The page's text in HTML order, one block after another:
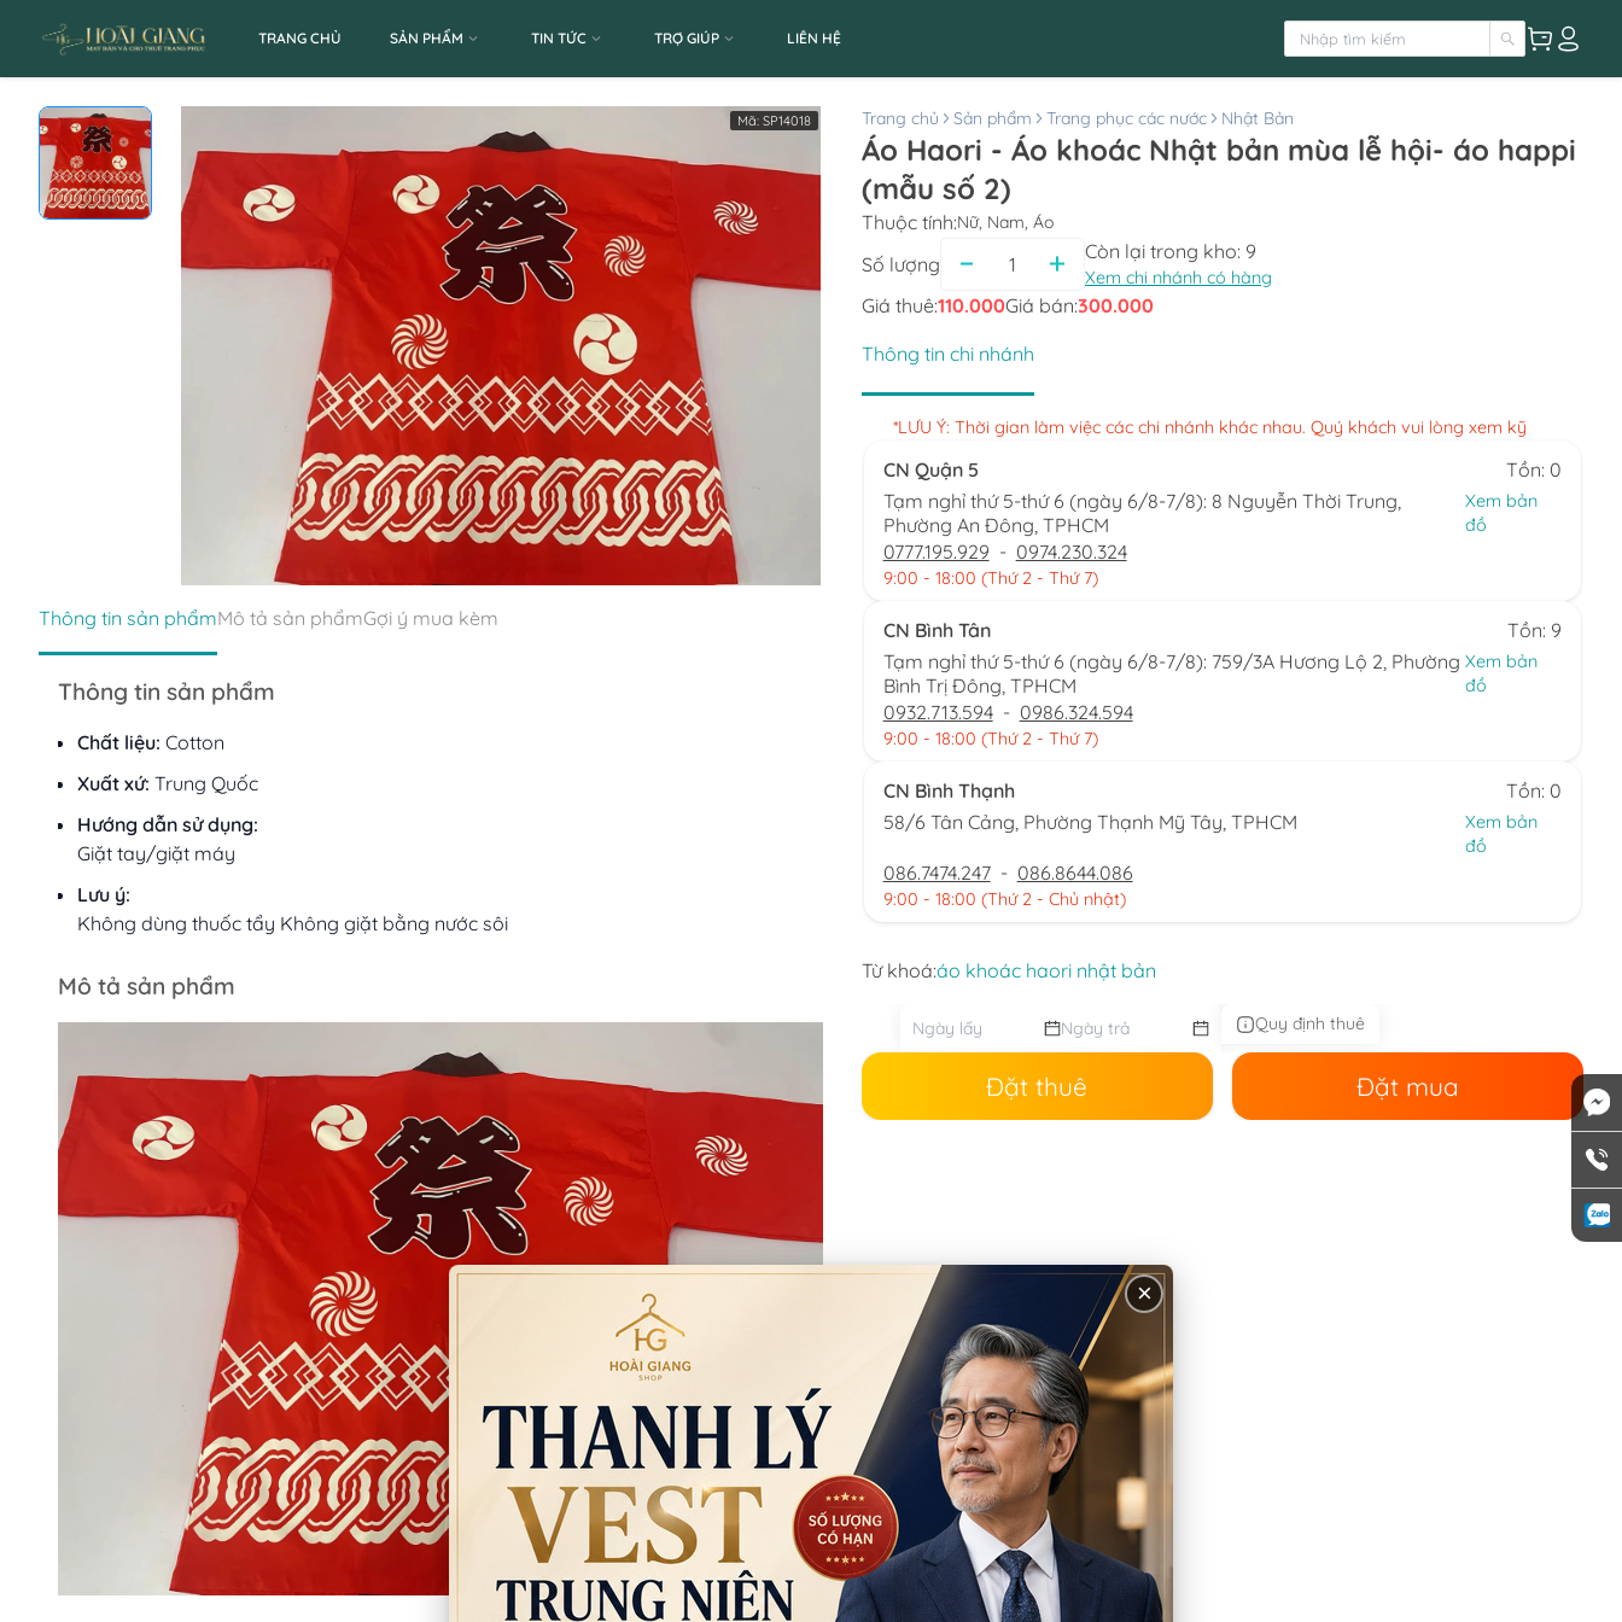
TRANG CHỦ SẢN PHẨM TIN TỨC TRỢ GIÚP LIÊN HỆ
Mã: SP14018
Thông tin sản phẩmMô tả sản phẩmGợi ý mua kèm
Thông tin sản phẩm
Chất liệu: Cotton
Xuất xứ: Trung Quốc
Hướng dẫn sử dụng:
Giặt tay/giặt máy
Lưu ý:
Không dùng thuốc tẩy Không giặt bằng nước sôi
Mô tả sản phẩm
Trang chủ Sản phẩm Trang phục các nước Nhật Bản
Áo Haori - Áo khoác Nhật bản mùa lễ hội- áo happi
(mẫu số 2)
Thuộc tính:Nữ, Nam, Áo
Số lượng
Còn lại trong kho: 9
Xem chi nhánh có hàng
Giá thuê:110.000Giá bán:300.000
Thông tin chi nhánh
*LƯU Ý: Thời gian làm việc các chi nhánh khác nhau. Quý khách vui lòng xem kỹ
CN Quận 5
Tồn: 0
Tạm nghỉ thứ 5-thứ 6 (ngày 6/8-7/8): 8 Nguyễn Thời Trung,
Phường An Đông, TPHCM
Xem bản
đồ
0777.195.929 - 0974.230.324
9:00 - 18:00 (Thứ 2 - Thứ 7)
CN Bình Tân
Tồn: 9
Tạm nghỉ thứ 5-thứ 6 (ngày 6/8-7/8): 759/3A Hương Lộ 2, Phường
Bình Trị Đông, TPHCM
Xem bản
đồ
0932.713.594 - 0986.324.594
9:00 - 18:00 (Thứ 2 - Thứ 7)
CN Bình Thạnh
Tồn: 0
58/6 Tân Cảng, Phường Thạnh Mỹ Tây, TPHCM
Xem bản
đồ
086.7474.247 - 086.8644.086
9:00 - 18:00 (Thứ 2 - Chủ nhật)
Từ khoá:áo khoác haori nhật bản
Quy định thuê
Đặt thuê Đặt mua
×